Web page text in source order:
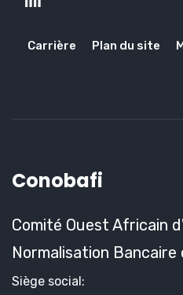
Carrière Plan du site
Conobafi
Comité Ouest Africain
Normalisation Bancaire
Siège social: